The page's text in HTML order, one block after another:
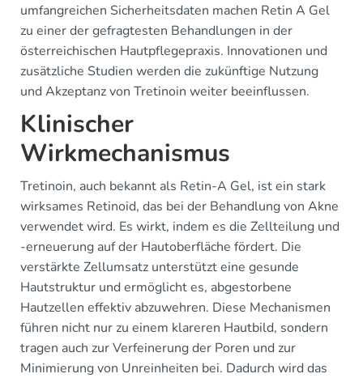
umfangreichen Sicherheitsdaten machen Retin A Gel
zu einer der gefragtesten Behandlungen in der
österreichischen Hautpflegepraxis. Innovationen und
zusätzliche Studien werden die zukünftige Nutzung
und Akzeptanz von Tretinoin weiter beeinflussen.
Klinischer
Wirkmechanismus
Tretinoin, auch bekannt als Retin-A Gel, ist ein stark
wirksames Retinoid, das bei der Behandlung von Akne
verwendet wird. Es wirkt, indem es die Zellteilung und
-erneuerung auf der Hautoberfläche fördert. Die
verstärkte Zellumsatz unterstützt eine gesunde
Hautstruktur und ermöglicht es, abgestorbene
Hautzellen effektiv abzuwehren. Diese Mechanismen
führen nicht nur zu einem klareren Hautbild, sondern
tragen auch zur Verfeinerung der Poren und zur
Minimierung von Unreinheiten bei. Dadurch wird das